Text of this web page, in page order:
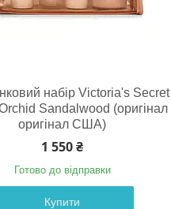
набір Victoria's Secret
Sandalwood (оригінал
оригінал США)
1 550 ₴
Готово до відправки
Купити